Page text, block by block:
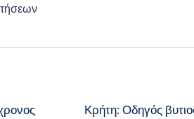
Κρήτη: Οδηγός